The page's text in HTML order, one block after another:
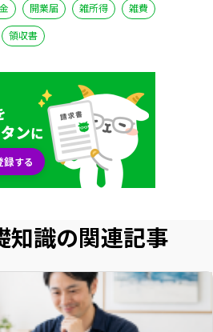
開業届 雑所得
雑費
領収書
知識の関連記事